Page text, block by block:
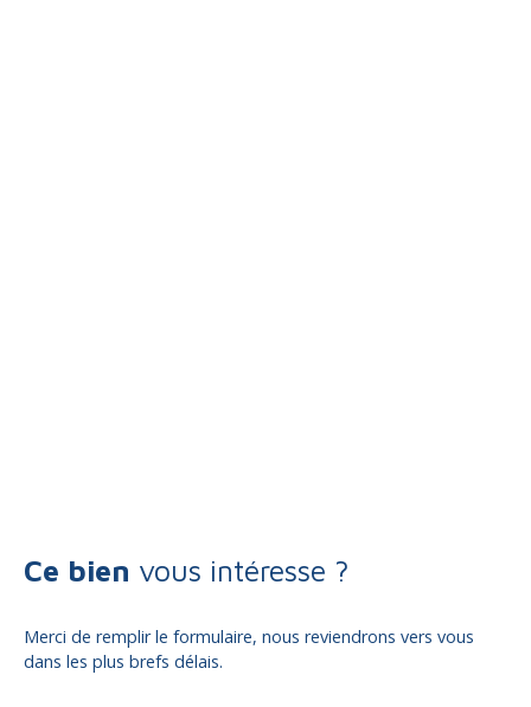
Ce bien vous intéresse ?
Merci de remplir le formulaire, nous reviendrons vers vous
dans les plus brefs délais.